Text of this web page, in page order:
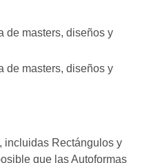
de masters, diseños y
de masters, diseños y
incluidas Rectángulos y
que las Autoformas